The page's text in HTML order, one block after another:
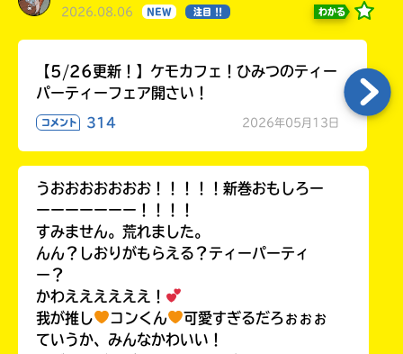
2026.08.06 NEW 注目 !! わかる
【5/26更新！】ケモカフェ！ひみつのティー
パーティーフェア開さい！
コメント 314 2026年05月13日
うおおおおおおお！！！！！新巻おもしろー
ーーーーーーー！！！！
すみません。荒れました。
んん？しおりがもらえる？ティーパーティ
ー？
かわええええええ！
我が推し
コンくん
可愛すぎるだろぉぉぉ
ていうか、みんなかわいい！